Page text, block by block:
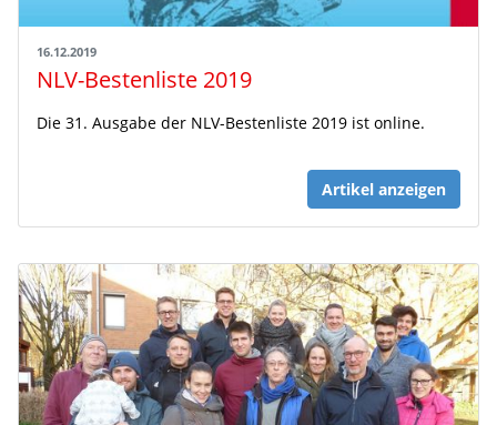
16.12.2019
NLV-Bestenliste 2019
Die 31. Ausgabe der NLV-Bestenliste 2019 ist online.
Artikel anzeigen